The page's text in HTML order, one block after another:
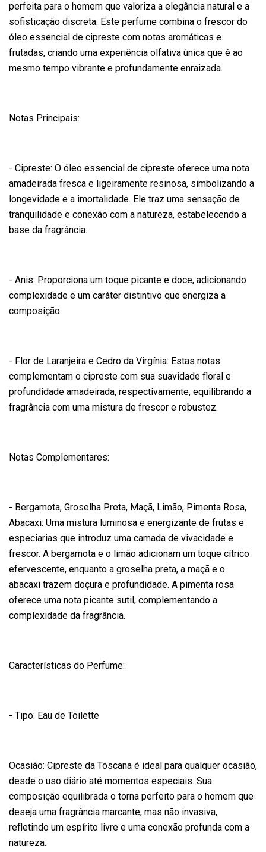
perfeita para o homem que valoriza a elegância natural e a
sofisticação discreta. Este perfume combina o frescor do
óleo essencial de cipreste com notas aromáticas e
frutadas, criando uma experiência olfativa única que é ao
mesmo tempo vibrante e profundamente enraizada.
Notas Principais:
- Cipreste: O óleo essencial de cipreste oferece uma nota
amadeirada fresca e ligeiramente resinosa, simbolizando a
longevidade e a imortalidade. Ele traz uma sensação de
tranquilidade e conexão com a natureza, estabelecendo a
base da fragrância.
- Anis: Proporciona um toque picante e doce, adicionando
complexidade e um caráter distintivo que energiza a
composição.
- Flor de Laranjeira e Cedro da Virgínia: Estas notas
complementam o cipreste com sua suavidade floral e
profundidade amadeirada, respectivamente, equilibrando a
fragrância com uma mistura de frescor e robustez.
Notas Complementares:
- Bergamota, Groselha Preta, Maçã, Limão, Pimenta Rosa,
Abacaxi: Uma mistura luminosa e energizante de frutas e
especiarias que introduz uma camada de vivacidade e
frescor. A bergamota e o limão adicionam um toque cítrico
efervescente, enquanto a groselha preta, a maçã e o
abacaxi trazem doçura e profundidade. A pimenta rosa
oferece uma nota picante sutil, complementando a
complexidade da fragrância.
Características do Perfume:
- Tipo: Eau de Toilette
Ocasião: Cipreste da Toscana é ideal para qualquer ocasião,
desde o uso diário até momentos especiais. Sua
composição equilibrada o torna perfeito para o homem que
deseja uma fragrância marcante, mas não invasiva,
refletindo um espírito livre e uma conexão profunda com a
natureza.